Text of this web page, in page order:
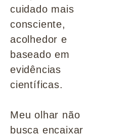
cuidado mais
consciente,
acolhedor e
baseado em
evidências
científicas.
Meu olhar não
busca encaixar